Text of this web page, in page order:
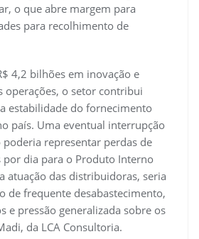
o que abre margem para
para recolhimento de
4,2 bilhões em inovação e
operações, o setor contribui
estabilidade do fornecimento
país. Uma eventual interrupção
representar perdas de
por dia para o Produto Interno
atuação das distribuidoras, seria
de frequente desabastecimento,
e pressão generalizada sobre os
da LCA Consultoria.